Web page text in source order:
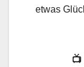
etwas